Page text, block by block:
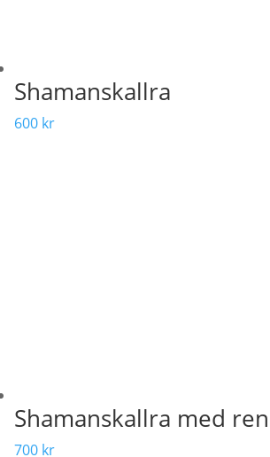
Shamanskallra
600 kr
Shamanskallra med
700 kr